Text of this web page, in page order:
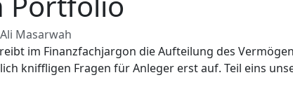
Ali Masarwah
im Finanzfachjargon die Aufteilung des
kniffligen Fragen für Anleger erst auf. Teil eins